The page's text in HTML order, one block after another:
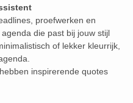
proefwerken en
die past bij jouw stijl
of lekker kleurrijk,
inspirerende quotes